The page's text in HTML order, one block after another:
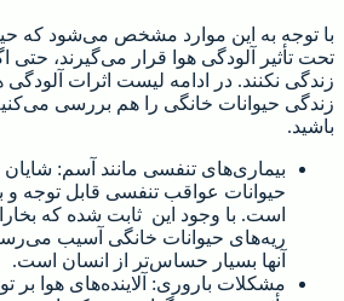
با توجه به این موارد مشخص می‌شود که
تحت تأثیر آلودگی هوا قرار می‌گیرند، حتی
زندگی نکنند. در ادامه لیست اثرات
زندگی حیوانات خانگی را هم بررسی
باشید.
بیماری‌های تنفسی مانند آسم:
حیوانات عواقب تنفسی قابل توجه
است. با وجود این ثابت شده که
ریه‌های حیوانات خانگی آسیب
آنها بسیار حساس‌تر از انسان است.
مشکلات باروری: آلاینده‌های هوا بر